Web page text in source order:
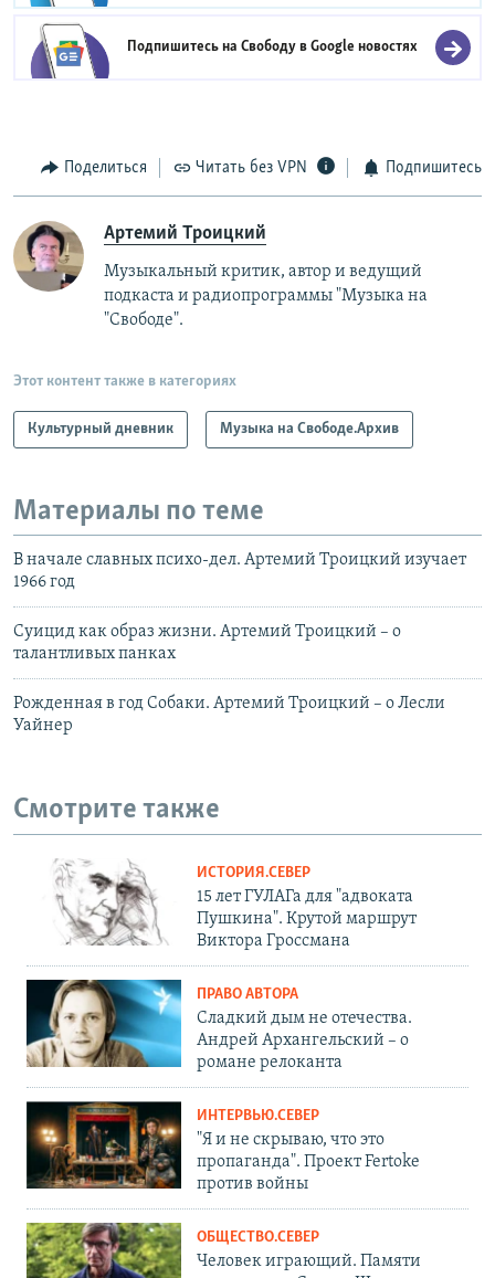
Подпишитесь на Свободу вGoogle новостях
Поделиться Читать без VPN Подпишитесь
Артемий Троицкий
Музыкальный критик, автор и ведущий
подкаста и радиопрограммы "Музыка на
"Свободе".
Этот контент также в категориях
Культурный дневник Музыка на Свободе.Архив
Материалы по теме
В начале славных психо-дел. Артемий Троицкий изучает
1966 год
Суицид как образ жизни. Артемий Троицкий – о
талантливых панках
Рожденная в год Собаки. Артемий Троицкий – о Лесли
Уайнер
Смотрите также
ИСТОРИЯ.СЕВЕР
15 лет ГУЛАГа для "адвоката
Пушкина". Крутой маршрут
Виктора Гроссмана
ПРАВО АВТОРА
Сладкий дым не отечества.
Андрей Архангельский – о
романе релоканта
ИНТЕРВЬЮ.СЕВЕР
"Я и не скрываю, что это
пропаганда". Проект Fertoke
против войны
ОБЩЕСТВО.СЕВЕР
Человек играющий. Памяти